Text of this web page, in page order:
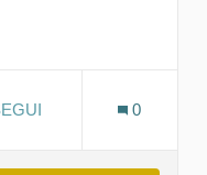
4 - Istruzione di qualità
SOSTENITORI 0